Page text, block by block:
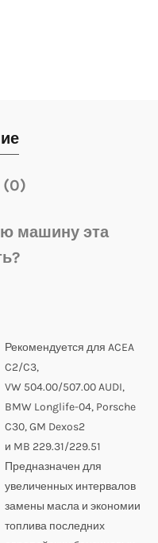
машину эта
Рекомендуется для ACEA
C2/C3,
VW 504.00/507.00 AUDI,
BMW Longlife-04, Porsche
C30, GM Dexos2
и MB 229.31/229.51
Предназначен для
увеличенных интервалов
замены масла и экономии
топлива последних